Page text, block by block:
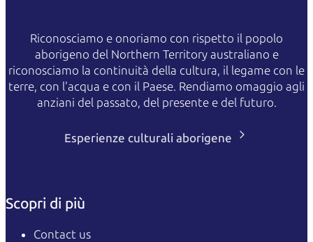
Riconosciamo e onoriamo con rispetto il popolo
aborigeno del Northern Territory australiano e
riconosciamo la continuità della cultura, il legame con le
terre, con l'acqua e con il Paese. Rendiamo omaggio agli
anziani del passato, del presente e del futuro.
Esperienze culturali aborigene
Scopri di più
Contact us